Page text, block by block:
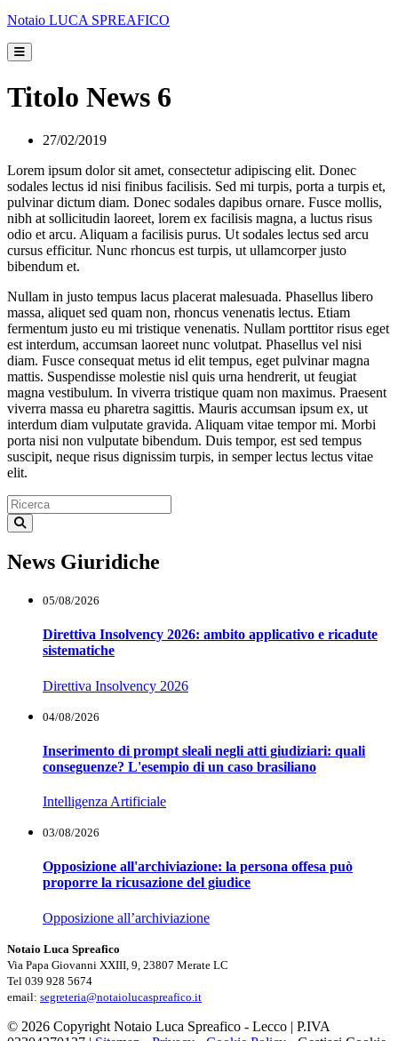
Notaio LUCA SPREAFICO
Titolo News 6
27/02/2019
Lorem ipsum dolor sit amet, consectetur adipiscing elit. Donec
sodales lectus id nisi finibus facilisis. Sed mi turpis, porta a turpis et,
pulvinar dictum diam. Donec sodales dapibus ornare. Fusce mollis,
nibh at sollicitudin laoreet, lorem ex facilisis magna, a luctus risus
odio et arcu. Aliquam a facilisis purus. Ut sodales lectus sed arcu
cursus efficitur. Nunc rhoncus est turpis, ut ullamcorper justo
bibendum et.
Nullam in justo tempus lacus placerat malesuada. Phasellus libero
massa, aliquet sed quam non, rhoncus venenatis lectus. Etiam
fermentum justo eu mi tristique venenatis. Nullam porttitor risus eget
est interdum, accumsan laoreet nunc volutpat. Phasellus vel nisi
diam. Fusce consequat metus id elit tempus, eget pulvinar magna
mattis. Suspendisse molestie nisl quis urna hendrerit, ut feugiat
magna vestibulum. In viverra tristique quam non maximus. Praesent
viverra massa eu pharetra sagittis. Mauris accumsan ipsum ex, ut
interdum diam vulputate gravida. Aliquam vitae tempor mi. Morbi
porta nisi non vulputate bibendum. Duis tempor, est sed tempus
suscipit, neque risus dignissim turpis, in semper lectus lectus vitae
elit.
News Giuridiche
05/08/2026
Direttiva Insolvency 2026: ambito applicativo e ricadute
sistematiche
Direttiva Insolvency 2026
04/08/2026
Inserimento di prompt sleali negli atti giudiziari: quali
conseguenze? L'esempio di un caso brasiliano
Intelligenza Artificiale
03/08/2026
Opposizione all'archiviazione: la persona offesa può
proporre la ricusazione del giudice
Opposizione all’archiviazione
Notaio Luca Spreafico
Via Papa Giovanni XXIII, 9, 23807 Merate LC
Tel 039 928 5674
email: segreteria@notaiolucaspreafico.it
© 2026 Copyright Notaio Luca Spreafico - Lecco | P.IVA